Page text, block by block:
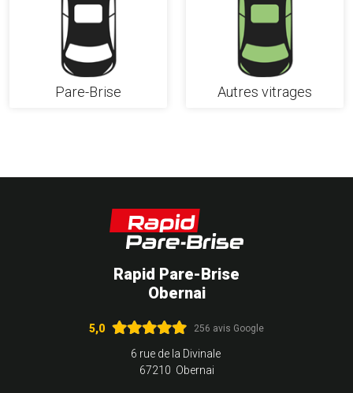
Pare-Brise Autres vitrages
Rapid Pare-Brise
Obernai
5,0 256 avis Google
6 rue de la Divinale
67210 Obernai